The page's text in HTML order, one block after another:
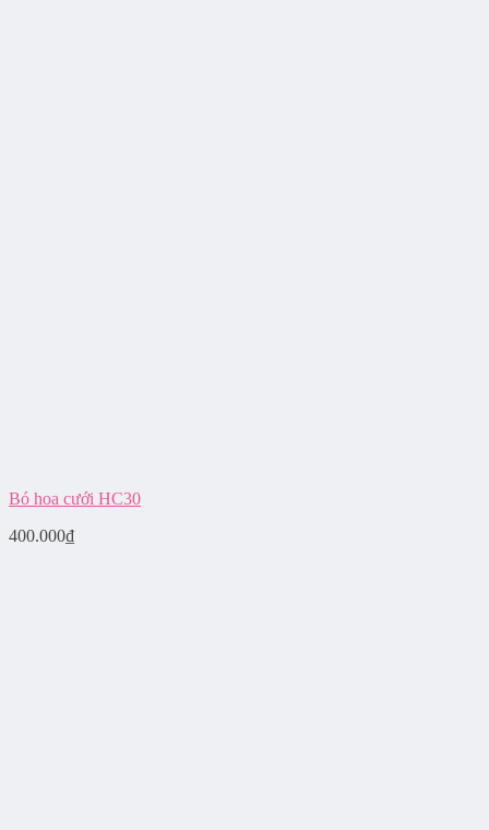
Bó hoa cưới HC30
400.000₫